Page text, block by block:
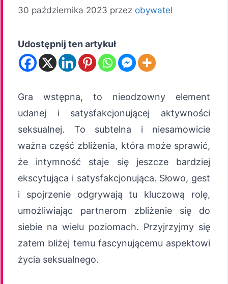
30 października 2023 przez obywatel
Udostępnij ten artykuł
Gra wstępna, to nieodzowny element
udanej i satysfakcjonującej aktywności
seksualnej. To subtelna i niesamowicie
ważna część zbliżenia, która może sprawić,
że intymność staje się jeszcze bardziej
ekscytująca i satysfakcjonująca. Słowo, gest
i spojrzenie odgrywają tu kluczową rolę,
umożliwiając partnerom zbliżenie się do
siebie na wielu poziomach. Przyjrzyjmy się
zatem bliżej temu fascynującemu aspektowi
życia seksualnego.